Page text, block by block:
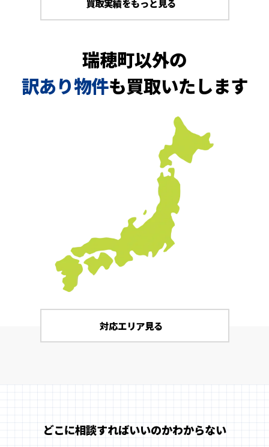
買取実績をもっと見る
瑞穂町以外の
訳あり物件も買取いたします
対応エリア見る
どこに相談すればいいのかわからない